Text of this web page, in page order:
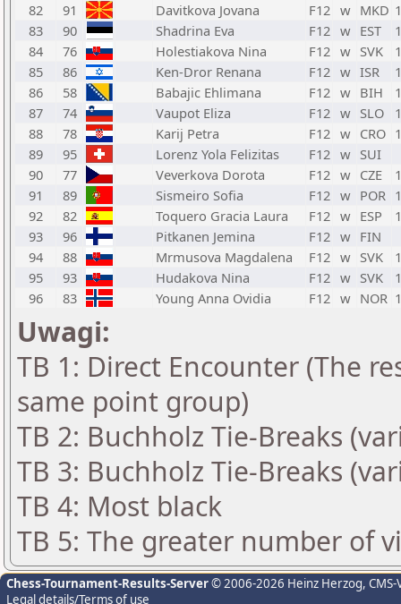
82
91 Davitkova Jovana F12 w MKD
83
90 Shadrina Eva F12 w EST
84
76 Holestiakova Nina F12 w SVK
85
86 Ken-Dror Renana F12 w ISR
86
58 Babajic Ehlimana F12 w BIH
87
74 Vaupot Eliza F12 w SLO
88
78 Karij Petra F12 w CRO
89
95 Lorenz Yola Felizitas F12 w SUI
90
77 Veverkova Dorota F12 w CZE
91
89 Sismeiro Sofia F12 w POR
92
82 Toquero Gracia Laura F12 w ESP
93
96 Pitkanen Jemina F12 w FIN
94
88 Mrmusova Magdalena F12 w SVK
95
93 Hudakova Nina F12 w SVK
96
83 Young Anna Ovidia F12 w NOR
Uwagi:
TB 1: Direct Encounter (The
same point group)
TB 2: Buchholz Tie-Breaks
TB 3: Buchholz Tie-Breaks
TB 4: Most black
TB 5: The greater number of
Chess-Tournament-Results-Server© 2006-2026 Heinz Herzog,
Legal details/Terms of use